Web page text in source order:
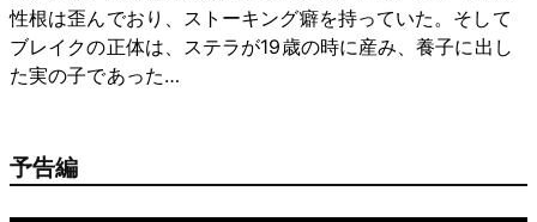
性根は歪んでおり、ストーキング癖を持っていた。そして
ブレイクの正体は、ステラが19歳の時に産み、養子に出し
た実の子であった…
予告編